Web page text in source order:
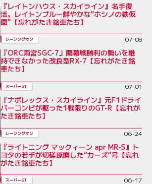
『レイトンハウス・スカイライン』名手復
活。レイトンブルー鮮やかな“ホシノの鉄仮
面”【忘れがたき銘車たち】
レーシングオン 07-08
『ORC雨宮SGC-7』開幕戦勝利の勢いを維
持できなかった改良型RX-7【忘れがたき銘
車たち】
スーパーGT 07-01
『ナポレックス・スカイライン』元F1ドライ
バーコンビが駆った1戦限りのGT-R【忘れが
たき銘車たち】
レーシングオン 06-24
『ライトニング マックィーン apr MR-S』ト
ヨタの若手が切磋琢磨した“カーズ”号【忘れ
がたき銘車たち】
スーパーGT 06-17